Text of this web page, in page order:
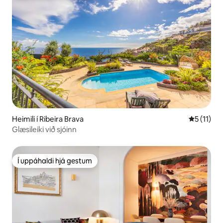
Heimili í Ribeira Brava 5 af 5 í
5 (11)
Glæsileiki við sjóinn
Í uppáhaldi hjá gestum
Í uppáhaldi hjá gestum